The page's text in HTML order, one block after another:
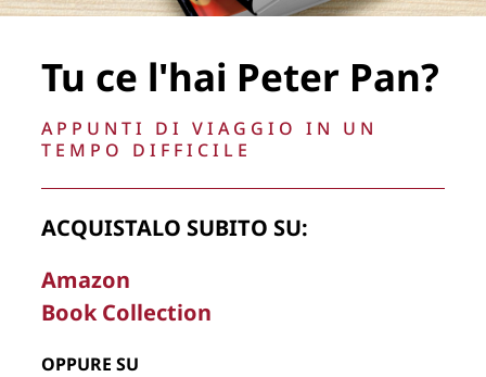
La Direzione stabilisce insindacabilmente di inserire,
rimuovere, oscurare, modificare, immagini e testi del sito, a
Aggiorna preferenze tracciamento
Tu ce l'hai Peter Pan?
APPUNTI DI VIAGGIO IN UN
TEMPO DIFFICILE
ACQUISTALO SUBITO SU:
Amazon
Book Collection
OPPURE SU